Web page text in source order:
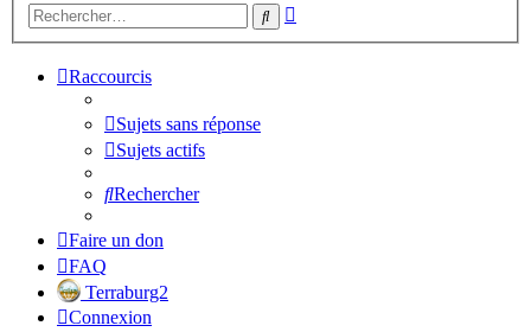
Rechercher
Raccourcis
Sujets sans réponse
Sujets actifs
Rechercher
Faire un don
FAQ
Terraburg2
Connexion